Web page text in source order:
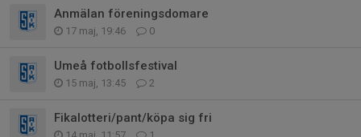
Anmälan föreningsdomare
17 maj, 19:46 0
Umeå fotbollsfestival
15 maj, 13:45 2
Fikalotteri/pant/köpa sig fri
14 maj, 11:57 1